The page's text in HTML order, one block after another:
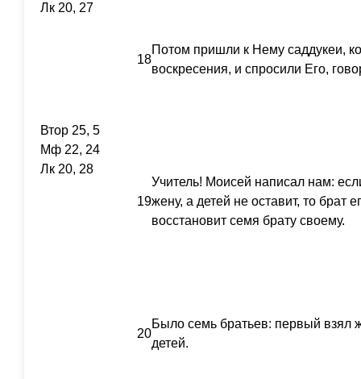
Лк 20, 27
18
Потом пришли к Нему саддукеи,
воскресения, и спросили Его,
Втор 25, 5
Мф 22, 24
Лк 20, 28
19
Учитель! Моисей написал нам:
жену, а детей не оставит, то брат
восстановит семя брату своему.
20
Было семь братьев: первый взял
детей.